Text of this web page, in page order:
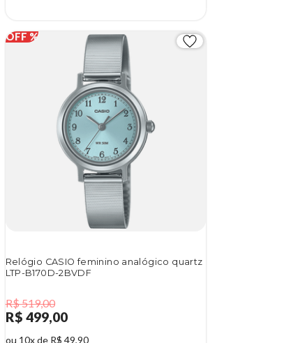
Relógio CASIO feminino analógico quartz
LTP-B170D-2BVDF
R$ 519,00
R$ 499,00
ou 10x de R$ 49,90